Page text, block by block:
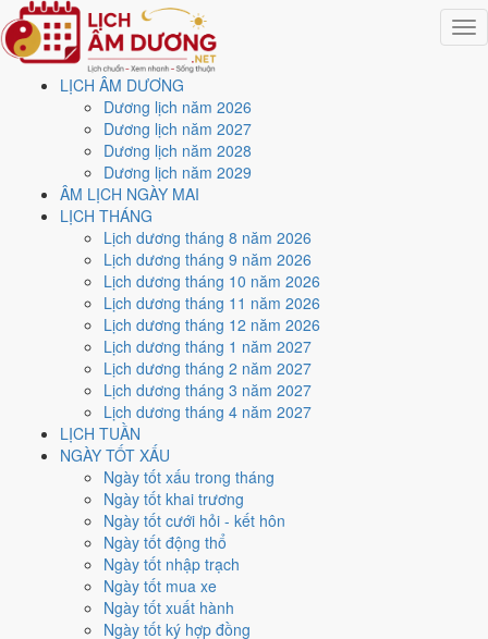
LỊCH ÂM DƯƠNG
Dương lịch năm 2026
Dương lịch năm 2027
Dương lịch năm 2028
Dương lịch năm 2029
ÂM LỊCH NGÀY MAI
LỊCH THÁNG
Lịch dương tháng 8 năm 2026
Lịch dương tháng 9 năm 2026
Lịch dương tháng 10 năm 2026
Lịch dương tháng 11 năm 2026
Lịch dương tháng 12 năm 2026
Lịch dương tháng 1 năm 2027
Lịch dương tháng 2 năm 2027
Lịch dương tháng 3 năm 2027
Lịch dương tháng 4 năm 2027
LỊCH TUẦN
NGÀY TỐT XẤU
Ngày tốt xấu trong tháng
Ngày tốt khai trương
Ngày tốt cưới hỏi - kết hôn
Ngày tốt động thổ
Ngày tốt nhập trạch
Ngày tốt mua xe
Ngày tốt xuất hành
Ngày tốt ký hợp đồng
Trang chủ
Lịch năm 2026
Tháng 7/2026
Ngày 23/7/2026 (Mậu Tuất)
Xem ngày23/7/2026
lịch - Ngày 10/6 âm lịch
(Mậu Tuất) tốt hay xấu?
Ngày 23/7/2026 dương lịch (Thứ Năm) là ngày 10/6/2026 âm lịch
Mậu Tuất - Cùng hành, Trực Bình, Sao Giác, nạp âm Bình
Địa Mộc. Tổng hòa, đây làNgày Cátvới điểm trung bình
các việc quan trọng. Giờ Hoàng Đạo trong ngày:
Dậu, Hợi.
Ngày Dương
Tháng 7 năm 2026
Tháng 6 âm năm 2026
Tiết Đại Thử